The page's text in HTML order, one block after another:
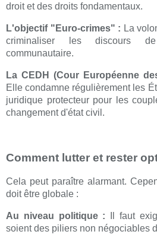
droit et des droits fondamentaux.
L'objectif "Euro-crimes" : La
criminaliser les discours
communautaire.
La CEDH (Cour Européenne
Elle condamne régulièrement les
juridique protecteur pour les
changement d'état civil.
Comment lutter et rester
Cela peut paraître alarmant.
doit être globale :
Au niveau politique : Il faut
soient des piliers non négociables